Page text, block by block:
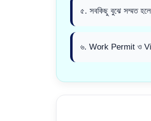
৫. সবকিছু বুঝে সম্মত
৬. Work Permit ও